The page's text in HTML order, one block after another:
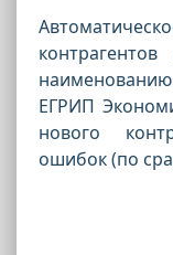
ЕГРИП
нового
ошибок (по